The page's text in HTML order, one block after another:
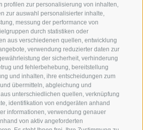
profilen zur personalisierung von inhalten,
zur auswahl personalisierter inhalte,
messung der performance von
durch statistiken oder
aus verschiedenen quellen, entwicklung
verwendung reduzierter daten zur
der sicherheit, verhinderung
und fehlerbehebung, bereitstellung
und inhalten, ihre entscheidungen zum
übermitteln, abgleichung und
unterschiedlichen quellen, verknüpfung
identifikation von endgeräten anhand
informationen, verwendung genauer
von aktiv angeforderten
am Rosengarten
Georgstraße 30
- Südtirol - Italien
info@paradies.it
ANMELDUNG